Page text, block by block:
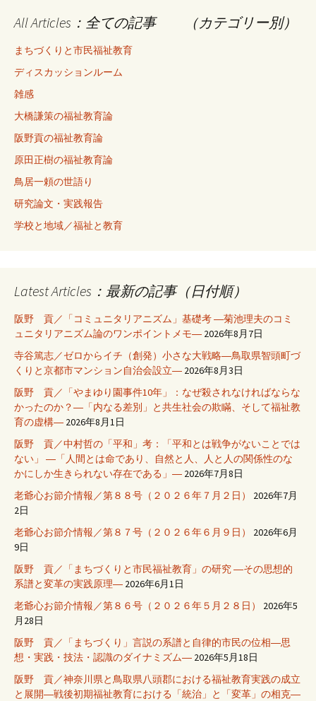
All Articles：全ての記事 （カテゴリー別）
まちづくりと市民福祉教育
ディスカッションルーム
雑感
大橋謙策の福祉教育論
阪野貢の福祉教育論
原田正樹の福祉教育論
鳥居一頼の世語り
研究論文・実践報告
学校と地域／福祉と教育
Latest Articles：最新の記事（日付順）
阪野 貢／「コミュニタリアニズム」基礎考 ―菊池理夫のコミ
ュニタリアニズム論のワンポイントメモ― 2026年8月7日
寺谷篤志／ゼロからイチ（創発）小さな大戦略―鳥取県智頭町づ
くりと京都市マンション自治会設立― 2026年8月3日
阪野 貢／「やまゆり園事件10年」：なぜ殺されなければならな
かったのか？―「内なる差別」と共生社会の欺瞞、そして福祉教
育の虚構― 2026年8月1日
阪野 貢／中村哲の「平和」考：「平和とは戦争がないことでは
ない」 ―「人間とは命であり、自然と人、人と人の関係性のな
かにしか生きられない存在である」― 2026年7月8日
老爺心お節介情報／第８８号（２０２６年７月２日）
2026年7月
2日
老爺心お節介情報／第８７号（２０２６年６月９日）
2026年6月
9日
阪野 貢／「まちづくりと市民福祉教育」の研究 ―その思想的
系譜と変革の実践原理― 2026年6月1日
老爺心お節介情報／第８６号（２０２６年５月２８日）
2026年5
月28日
阪野 貢／「まちづくり」言説の系譜と自律的市民の位相―思
想・実践・技法・認識のダイナミズム― 2026年5月18日
阪野 貢／神奈川県と鳥取県八頭郡における福祉教育実践の成立
と展開―戦後初期福祉教育における「統治」と「変革」の相克―